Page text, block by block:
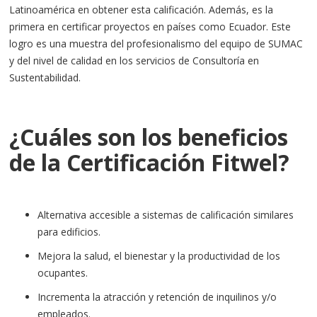
Latinoamérica en obtener esta calificación. Además, es la
primera en certificar proyectos en países como Ecuador. Este
logro es una muestra del profesionalismo del equipo de SUMAC
y del nivel de calidad en los servicios de Consultoría en
Sustentabilidad.
¿Cuáles son los beneficios
de la Certificación Fitwel?
Alternativa accesible a sistemas de calificación similares
para edificios.
Mejora la salud, el bienestar y la productividad de los
ocupantes.
Incrementa la atracción y retención de inquilinos y/o
empleados.